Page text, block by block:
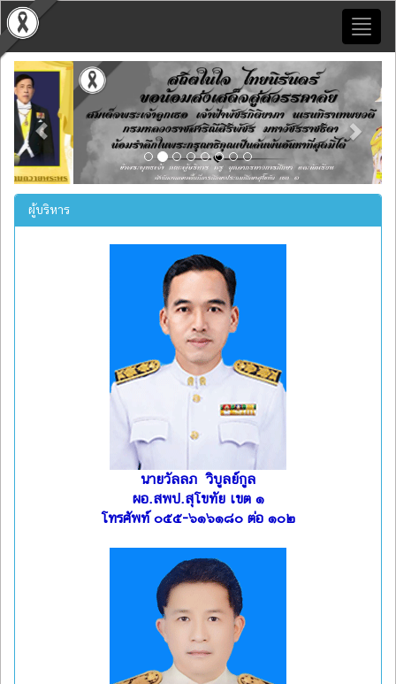
Previous Next
ผู้บริหาร
นายวัลลภ วิบูลย์กูล
ผอ.สพป.สุโขทัย เขต ๑
โทรศัพท์ ๐๕๕-๖๑๖๑๘๐ ต่อ ๑๐๒